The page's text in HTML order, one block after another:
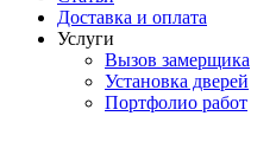
Доставка и оплата
Услуги
Вызов замерщика
Установка дверей
Портфолио работ